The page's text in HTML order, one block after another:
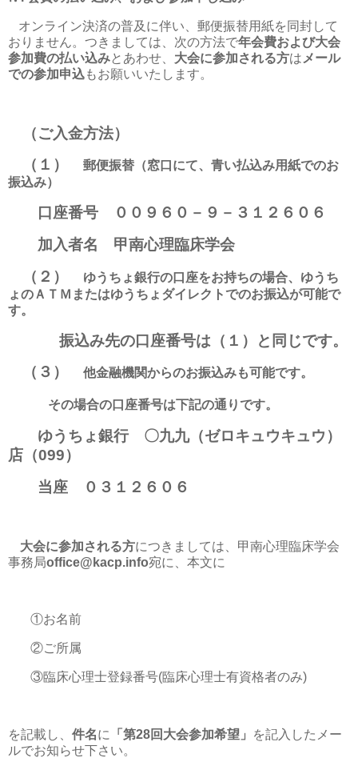
オンライン決済の普及に伴い、郵便振替用紙を同封して
おりません。つきましては、次の方法で年会費および大会
参加費の払い込みとあわせ、 大会に参加される方は メール
での参加申込もお願いいたします。
（ご入金方法）
（１）
郵便振替（窓口にて、青い払込み用紙でのお
振込み）
口座番号 ００９６０－９－３１２６０６
加入者名 甲南心理臨床学会
（２）
ゆうちょ銀行の口座をお持ちの場合、ゆうち
ょのＡＴＭまたはゆうちょダイレクトでのお振込が可能で
す。
振込み先の口座番号は（１）と同じです。
（３）
他金融機関からのお振込みも可能です。
その場合の口座番号は下記の通りです。
ゆうちょ銀行 〇九九（ゼロキュウキュウ）
店（099）
当座 ０３１２６０６
大会に参加される方につきましては、甲南心理臨床学会
事務局office@kacp.info宛に、本文に
①お名前
②ご所属
③臨床心理士登録番号(臨床心理士有資格者のみ)
を記載し、 件名に 「第28回大会参加希望」
を記入したメー
ルでお知らせ下さい。